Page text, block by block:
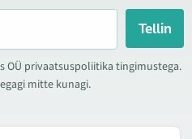
Tellin
OÜ privaatsuspoliitika tingimustega.
mitte kunagi.